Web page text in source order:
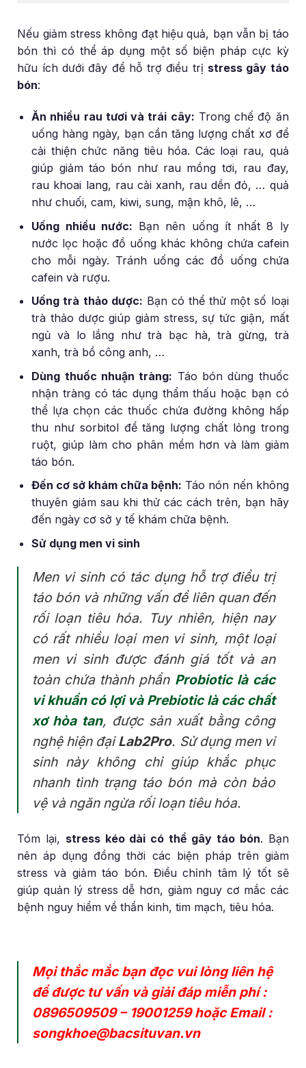
Nếu giảm stress không đạt hiệu quả, bạn vẫn bị táo
bón thì có thể áp dụng một số biện pháp cực kỳ
hữu ích dưới đây để hỗ trợ điều trị stress gây táo
bón:
Ăn nhiều rau tươi và trái cây: Trong chế độ ăn
uống hàng ngày, bạn cần tăng lượng chất xơ để
cải thiện chức năng tiêu hóa. Các loại rau, quả
giúp giảm táo bón như rau mồng tơi, rau đay,
rau khoai lang, rau cải xanh, rau dền đỏ, … quả
như chuối, cam, kiwi, sung, mận khô, lê, …
Uống nhiều nước: Bạn nên uống ít nhất 8 ly
nước lọc hoặc đồ uống khác không chứa cafein
cho mỗi ngày. Tránh uống các đồ uống chứa
cafein và rượu.
Uống trà thảo dược: Bạn có thể thử một số loại
trà thảo dược giúp giảm stress, sự tức giận, mất
ngủ và lo lắng như trà bạc hà, trà gừng, trà
xanh, trà bồ công anh, …
Dùng thuốc nhuận tràng: Táo bón dùng thuốc
nhận tràng có tác dụng thẩm thấu hoặc bạn có
thể lựa chọn các thuốc chứa đường không hấp
thu như sorbitol để tăng lượng chất lỏng trong
ruột, giúp làm cho phân mềm hơn và làm giảm
táo bón.
Đến cơ sở khám chữa bệnh: Táo nón nến không
thuyên giảm sau khi thử các cách trên, bạn hãy
đến ngày cơ sở y tế khám chữa bệnh.
Sử dụng men vi sinh
Men vi sinh có tác dụng hỗ trợ điều trị
táo bón và những vấn đề liên quan đến
rối loạn tiêu hóa. Tuy nhiên, hiện nay
có rất nhiều loại men vi sinh, một loại
men vi sinh được đánh giá tốt và an
toàn chứa thành phần Probiotic là các
vi khuẩn có lợi và Prebiotic là các chất
xơ hòa tan, được sản xuất bằng công
nghệ hiện đạiLab2Pro. Sử dụng men vi
sinh này không chỉ giúp khắc phục
nhanh tình trạng táo bón mà còn bảo
vệ và ngăn ngừa rối loạn tiêu hóa.
Tóm lại, stress kéo dài có thể gây táo bón. Bạn
nên áp dụng đồng thời các biện pháp trên giảm
stress và giảm táo bón. Điều chỉnh tâm lý tốt sẽ
giúp quản lý stress dễ hơn, giảm nguy cơ mắc các
bệnh nguy hiểm về thần kinh, tim mạch, tiêu hóa.
Mọi thắc mắc bạn đọc vui lòng liên hệ
để được tư vấn và giải đáp miễn phí :
0896509509– 19001259hoặc Email :
songkhoe@bacsituvan.vn